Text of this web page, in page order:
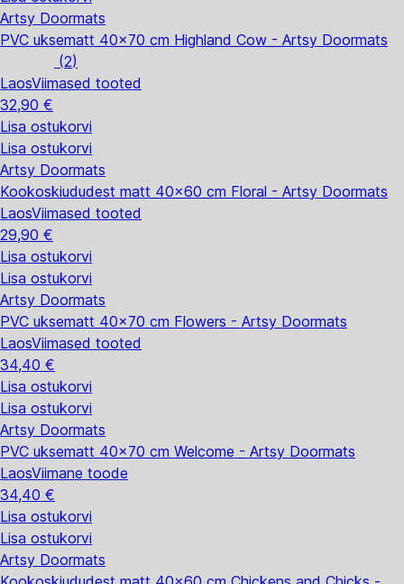
Artsy Doormats
PVC uksematt 40x70 cm Highland Cow - Artsy Doormats
(2)
LaosViimased tooted
32,90 €
Lisa ostukorvi
Lisa ostukorvi
Artsy Doormats
Kookoskiududest matt 40x60 cm Floral - Artsy Doormats
LaosViimased tooted
29,90 €
Lisa ostukorvi
Lisa ostukorvi
Artsy Doormats
PVC uksematt 40x70 cm Flowers - Artsy Doormats
LaosViimased tooted
34,40 €
Lisa ostukorvi
Lisa ostukorvi
Artsy Doormats
PVC uksematt 40x70 cm Welcome - Artsy Doormats
LaosViimane toode
34,40 €
Lisa ostukorvi
Lisa ostukorvi
Artsy Doormats